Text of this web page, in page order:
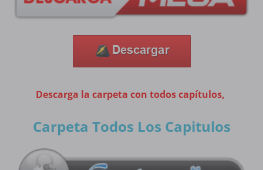
Descarga la carpeta con todos capítulos,
Carpeta Todos Los Capitulos